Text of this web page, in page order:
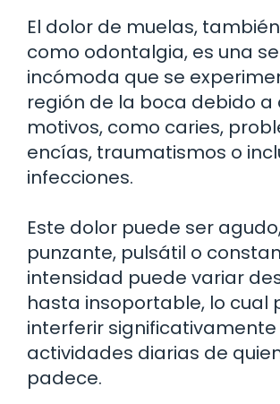
El dolor de muelas,
como odontalgia, es una
incómoda que se
región de la boca debido a
motivos, como caries,
encías, traumatismos o
infecciones.
Este dolor puede ser
punzante, pulsátil o
intensidad puede variar
hasta insoportable, lo cual
interferir significativamente
actividades diarias de
padece.